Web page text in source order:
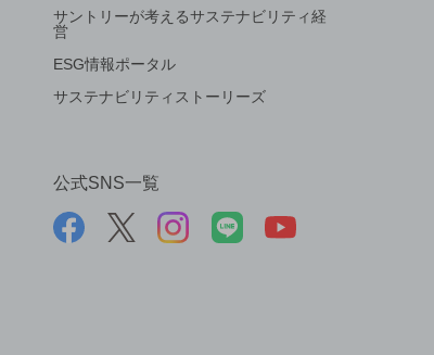
サントリーが考えるサステナビリティ経
営
ESG情報ポータル
サステナビリティストーリーズ
公式SNS一覧